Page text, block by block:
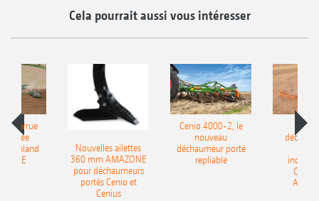
Cela pourrait aussi vous intéresser
charrue
portée
Onland
Nouvelles ailettes
360 mm AMAZONE
pour déchaumeurs
portés Cenio et
Cenius
Cenio 4000-2, le
nouveau
déchaumeur porté
repliable